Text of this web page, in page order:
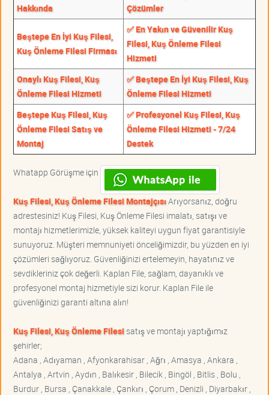
Hakkında
Çözümler
Beştepe En İyi Kuş Filesi,
Kuş Önleme Filesi Firması
✅ En Yakın ve Güvenilir Kuş
Filesi, Kuş Önleme Filesi
Hizmeti
Onaylı Kuş Filesi, Kuş
Önleme Filesi Hizmeti
✅ Beştepe En İyi Kuş Filesi, Kuş
Önleme Filesi Hizmeti
Beştepe Kuş Filesi, Kuş
Önleme Filesi Satış ve
Montaj
✅ Profesyonel Kuş Filesi, Kuş
Önleme Filesi Hizmeti - 7/24
Destek
Whatapp Görüşme için
Kuş Filesi, Kuş Önleme Filesi MontajçısıArıyorsanız, doğru
adrestesiniz! Kuş Filesi, Kuş Önleme Filesi imalatı, satışı ve
montajı hizmetlerimizle, yüksek kaliteyi uygun fiyat garantisiyle
sunuyoruz. Müşteri memnuniyeti önceliğimizdir, bu yüzden en iyi
çözümleri sağlıyoruz. Güvenliğinizi ertelemeyin, hayatınız ve
sevdikleriniz çok değerli. Kaplan File, sağlam, dayanıklı ve
profesyonel montaj hizmetiyle sizi korur. Kaplan File ile
güvenliğinizi garanti altına alın!
Kuş Filesi, Kuş Önleme Filesisatış ve montajı yaptığımız
şehirler;
Adana , Adıyaman , Afyonkarahisar , Ağrı , Amasya , Ankara ,
Antalya , Artvin , Aydın , Balıkesir , Bilecik , Bingöl , Bitlis , Bolu ,
Burdur , Bursa , Çanakkale , Çankırı , Çorum , Denizli , Diyarbakır ,